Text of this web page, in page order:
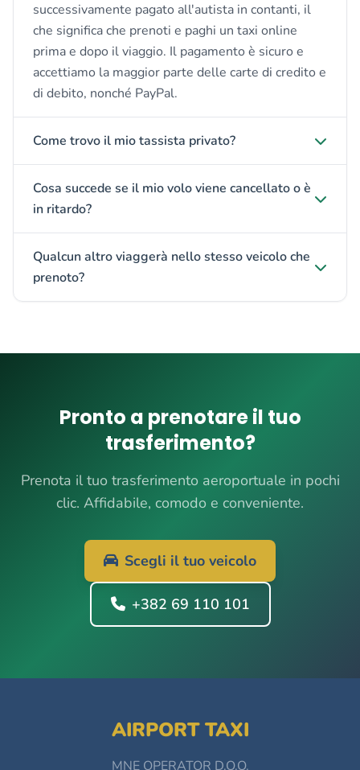
successivamente pagato all'autista in contanti, il
che significa che prenoti e paghi un taxi online
prima e dopo il viaggio. Il pagamento è sicuro e
accettiamo la maggior parte delle carte di credito e
di debito, nonché PayPal.
Come trovo il mio tassista privato?
Cosa succede se il mio volo viene cancellato o è
in ritardo?
Qualcun altro viaggerà nello stesso veicolo che
prenoto?
Pronto a prenotare il tuo
trasferimento?
Prenota il tuo trasferimento aeroportuale in pochi
clic. Affidabile, comodo e conveniente.
Scegli il tuo veicolo
+382 69 110 101
AIRPORT TAXI
MNE OPERATOR D.O.O.